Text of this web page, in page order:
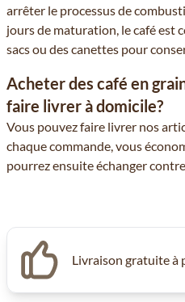
arrêter le processus de
jours de maturation, le café est
sacs ou des canettes pour
Acheter des café en
faire livrer à domicile?
Vous pouvez faire livrer nos
chaque commande, vous
pourrez ensuite échanger
Livraison gratuite à